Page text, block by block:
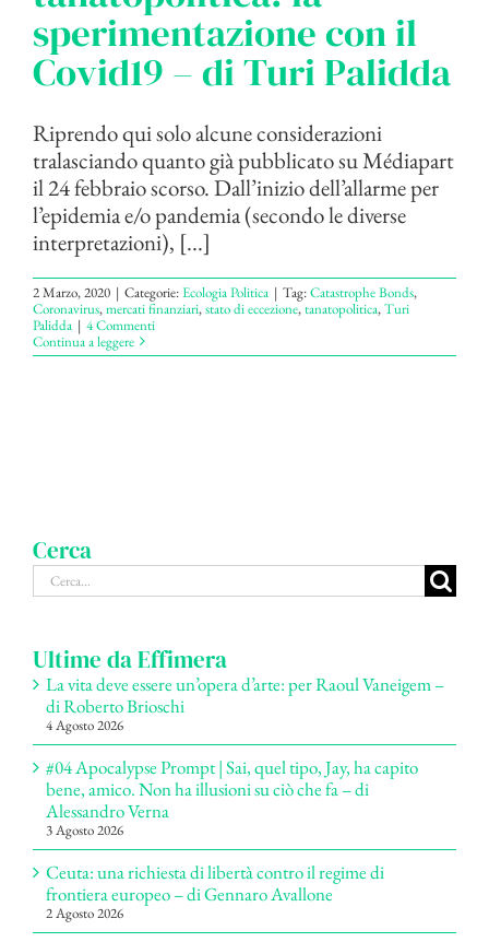
sperimentazione con il
Covid19 – di Turi Palidda
Riprendo qui solo alcune considerazioni
tralasciando quanto già pubblicato su Médiapart
il 24 febbraio scorso. Dall’inizio dell’allarme per
l’epidemia e/o pandemia (secondo le diverse
interpretazioni), [...]
2 Marzo, 2020 | Categorie:Ecologia Politica | Tag:Catastrophe Bonds,
Coronavirus,mercati finanziari,stato di eccezione,tanatopolitica,Turi
Palidda | 4 Commenti
Continua a leggere
Cerca
Cerca
per:
Ultime da Effimera
La vita deve essere un’opera d’arte: per Raoul Vaneigem –
di Roberto Brioschi
4 Agosto 2026
#04 Apocalypse Prompt | Sai, quel tipo, Jay, ha capito
bene, amico. Non ha illusioni su ciò che fa – di
Alessandro Verna
3 Agosto 2026
Ceuta: una richiesta di libertà contro il regime di
frontiera europeo – di Gennaro Avallone
2 Agosto 2026